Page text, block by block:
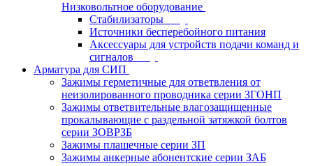
Низковольтное оборудование
Стабилизаторы
Источники бесперебойного питания
Аксессуары для устройств подачи команд и
сигналов
Арматура для СИП
Зажимы герметичные для ответвления от
неизолированного проводника серии ЗГОНП
Зажимы ответвительные влагозащищенные
прокалывающие с раздельной затяжкой болтов
серии ЗОВРЗБ
Зажимы плашечные серии ЗП
Зажимы анкерные абонентские серии ЗАБ